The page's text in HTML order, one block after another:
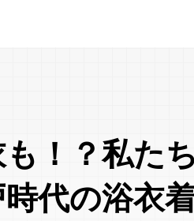
！？私た
代の浴衣